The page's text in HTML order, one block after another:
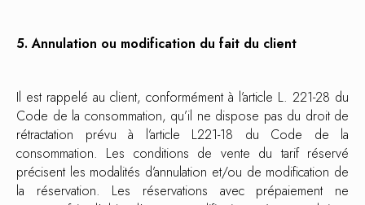
5. Annulation ou modification du fait du client
Il est rappelé au client, conformément à l’article L. 221-28 du
Code de la consommation, qu’il ne dispose pas du droit de
rétractation prévu à l’article L221-18 du Code de la
consommation. Les conditions de vente du tarif réservé
précisent les modalités d’annulation et/ou de modification de
la réservation. Les réservations avec prépaiement ne